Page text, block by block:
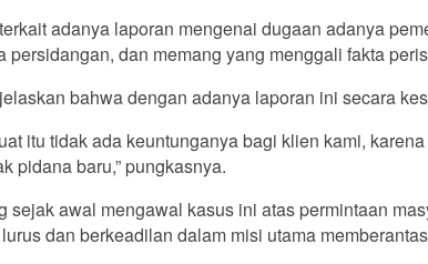
adanya laporan mengenai dugaan adanya
persidangan, dan memang yang menggali fakta
bahwa dengan adanya laporan ini secara
itu tidak ada keuntunganya bagi klien kami,
pidana baru,” pungkasnya.
sejak awal mengawal kasus ini atas permintaan
dan berkeadilan dalam misi utama